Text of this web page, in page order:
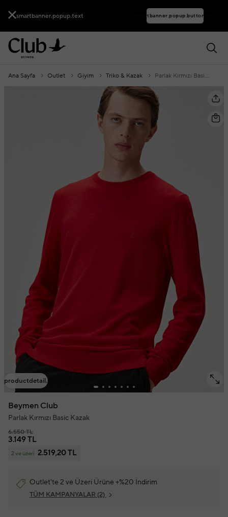
smartbanner.popup.text smartbanner.popup.buttontext
Ana Sayfa Outlet Giyim Triko & Kazak Parlak Kırmızı Basic Kazak
productdetail.shoptolook.mobile.title
Beymen Club
Parlak Kırmızı Basic Kazak
6.550 TL
3.149 TL
2 ve üzeri 2.519,20 TL
Outlet'te 2 ve Üzeri Ürüne +%20 İndirim
TÜM KAMPANYALAR (2)